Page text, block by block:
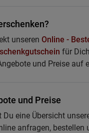
unseren Online -
für
und Preise auf
und Preise
Du eine Übersicht
anfragen, bestellen